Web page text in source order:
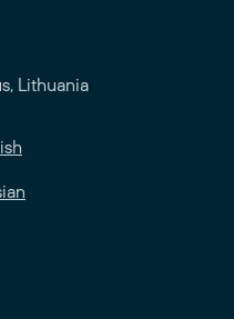
Lithuania